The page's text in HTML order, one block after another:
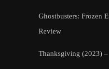
Ghostbusters: Frozen
Review
Thanksgiving (2023)